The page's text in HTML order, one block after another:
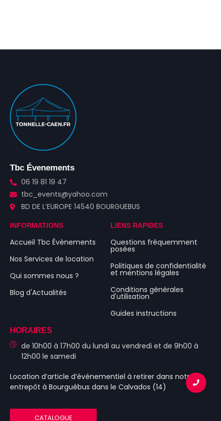
Tbc Évenements
06 19 81 19 47
tbc_events@yahoo.com
BD DE L’EUROPE 14540 BOURGUEBUS
INFORMATIONS
Accueil Tbc Évènements
Nos Services de location
Qui sommes nous ?
Blog d'Actualités
LIENS RAPIDES
Questions fréquemment
posées
Politiques de confidentialité
et mentions légales
Conditions générales
d'utilisation
Guides instructions
HORAIRES
de 10h00 à 17h00 du lundi au vendredi et de 9h00 à
12h00 le samedi
Location d’article d’événementiel à retirer dans notre
entrepôt à Bourguébus dans le Calvados (14)
CATALOGUE